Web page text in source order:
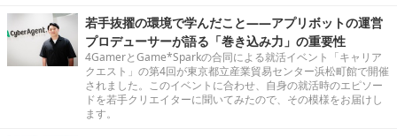
若手抜擢の環境で学んだこと――アプリボットの運営
プロデューサーが語る「巻き込み力」の重要性
4GamerとGame*Sparkの合同による就活イベント「キャリア
クエスト」の第4回が東京都立産業貿易センター浜松町館で開催
されました。このイベントに合わせ、自身の就活時のエピソー
ドを若手クリエイターに聞いてみたので、その模様をお届けし
ます。